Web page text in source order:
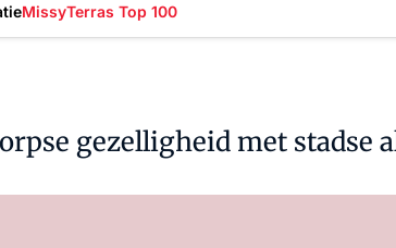
MissyTerras Top 100
gezelligheid met stadse